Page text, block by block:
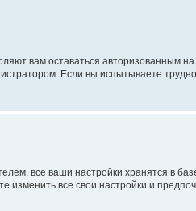
вам оставаться авторизованным
Если вы испытываете
все ваши настройки хранятся в
изменить все свои настройки и